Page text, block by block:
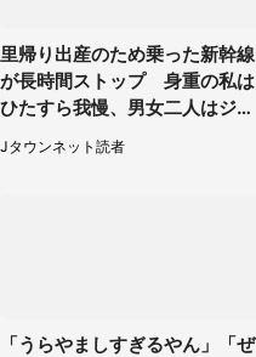
里帰り出産のため乗った新幹線
が長時間ストップ 身重の私は
ひたすら我慢、男女二人はジュ
ースを買ってきて（50代女性）
Jタウンネット読者
「うらやましすぎるやん」「ぜ